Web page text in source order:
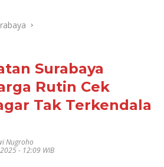
Surabaya
Rutin Cek
Tak Terkendala
Nugroho
- 12:09 WIB